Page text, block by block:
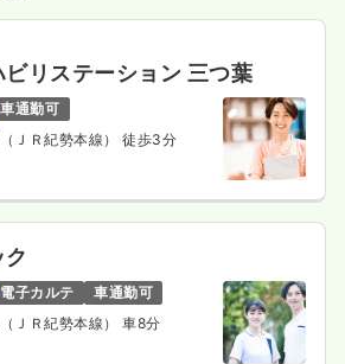
リステーション 三つ葉
車通勤可
ＪＲ紀勢本線） 徒歩3分
電子カルテ
車通勤可
ＪＲ紀勢本線） 車8分